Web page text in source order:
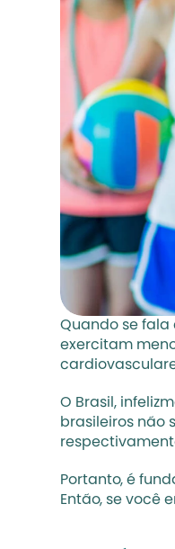
Quando se fala
exercitam
O Brasil,
brasileiros não
Portanto, é
Então, se você